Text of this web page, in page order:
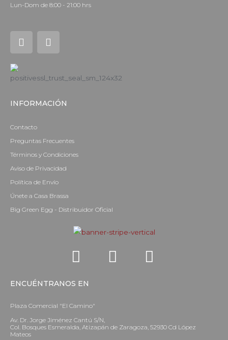
Lun-Dom de 8:00 - 21:00 hrs
s
t
g
m
c
e
o
-
INFORMACIÓN
Contacto
Preguntas Frecuentes
Términos y Condiciones
Aviso de Privacidad
Política de Envío
Únete a Casa Brassa
Big Green Egg - Distribuidor Oficial
ENCUÉNTRANOS EN
Plaza Comercial "El Camino"
Av. Dr. Jorge Jiménez Cantú S/N,
Col. Bosques Esmeralda, Atizapán de Zaragoza, 52930 Cd López
Mateos